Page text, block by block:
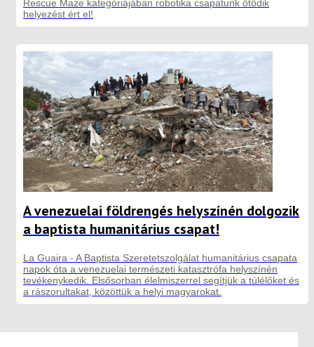
Rescue Maze kategóriájában robotika csapatunk ötödik
helyezést ért el!
A venezuelai földrengés helyszínén dolgozik
a baptista humanitárius csapat!
La Guaira - A Baptista Szeretetszolgálat humanitárius csapata
napok óta a venezuelai természeti katasztrófa helyszínén
tevékenykedik. Elsősorban élelmiszerrel segítjük a túlélőket és
a rászorultakat, közöttük a helyi magyarokat.